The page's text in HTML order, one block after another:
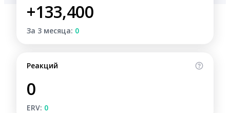
+133,400
За 3 месяца: 0
Реакций
0
ERV: 0